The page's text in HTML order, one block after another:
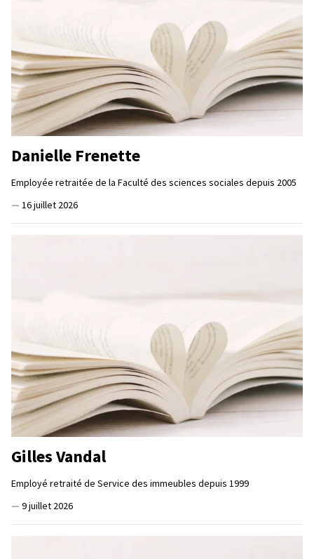
Danielle Frenette
Employée retraitée de la Faculté des sciences sociales depuis 2005
— 16 juillet 2026
Gilles Vandal
Employé retraité de Service des immeubles depuis 1999
— 9 juillet 2026